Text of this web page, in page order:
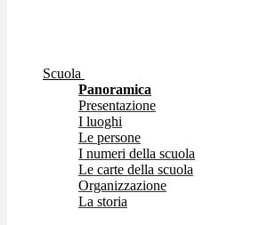
Scuola
Panoramica
Presentazione
I luoghi
Le persone
I numeri della scuola
Le carte della scuola
Organizzazione
La storia